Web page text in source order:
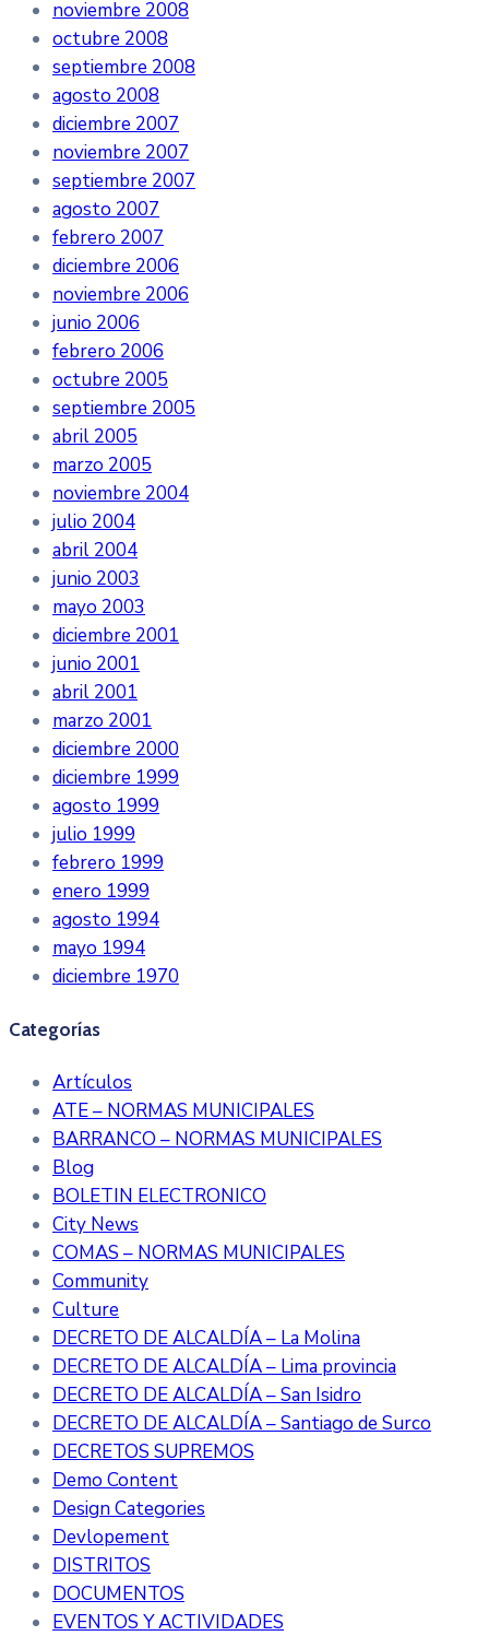
noviembre 2008
octubre 2008
septiembre 2008
agosto 2008
diciembre 2007
noviembre 2007
septiembre 2007
agosto 2007
febrero 2007
diciembre 2006
noviembre 2006
junio 2006
febrero 2006
octubre 2005
septiembre 2005
abril 2005
marzo 2005
noviembre 2004
julio 2004
abril 2004
junio 2003
mayo 2003
diciembre 2001
junio 2001
abril 2001
marzo 2001
diciembre 2000
diciembre 1999
agosto 1999
julio 1999
febrero 1999
enero 1999
agosto 1994
mayo 1994
diciembre 1970
Categorías
Artículos
ATE – NORMAS MUNICIPALES
BARRANCO – NORMAS MUNICIPALES
Blog
BOLETIN ELECTRONICO
City News
COMAS – NORMAS MUNICIPALES
Community
Culture
DECRETO DE ALCALDÍA – La Molina
DECRETO DE ALCALDÍA – Lima provincia
DECRETO DE ALCALDÍA – San Isidro
DECRETO DE ALCALDÍA – Santiago de Surco
DECRETOS SUPREMOS
Demo Content
Design Categories
Devlopement
DISTRITOS
DOCUMENTOS
EVENTOS Y ACTIVIDADES